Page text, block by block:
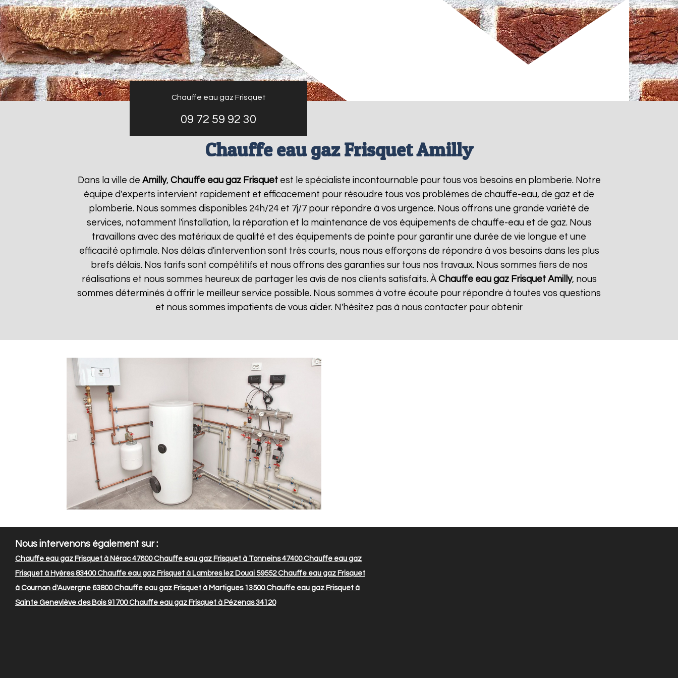
Chauffe eau gaz Frisquet
09 72 59 92 30
Chauffe eau gaz Frisquet Amilly
Dans la ville de Amilly, Chauffe eau gaz Frisquetest le spécialiste incontournable pour tous vos besoins en plomberie. Notre
équipe d'experts intervient rapidement et efficacement pour résoudre tous vos problèmes de chauffe-eau, de gaz et de
plomberie. Nous sommes disponibles 24h/24 et 7j/7 pour répondre à vos urgence. Nous offrons une grande variété de
services, notamment l'installation, la réparation et la maintenance de vos équipements de chauffe-eau et de gaz. Nous
travaillons avec des matériaux de qualité et des équipements de pointe pour garantir une durée de vie longue et une
efficacité optimale. Nos délais d'intervention sont très courts, nous nous efforçons de répondre à vos besoins dans les plus
brefs délais. Nos tarifs sont compétitifs et nous offrons des garanties sur tous nos travaux. Nous sommes fiers de nos
réalisations et nous sommes heureux de partager les avis de nos clients satisfaits. ÀChauffe eau gaz Frisquet Amilly, nous
sommes déterminés à offrir le meilleur service possible. Nous sommes à votre écoute pour répondre à toutes vos questions
et nous sommes impatients de vous aider. N'hésitez pas à nous contacter pour obtenir
Nous intervenons également sur :
Chauffe eau gaz Frisquet à Nérac 47600Chauffe eau gaz Frisquet à Tonneins 47400Chauffe eau gaz
Frisquet à Hyères 83400Chauffe eau gaz Frisquet à Lambres lez Douai 59552Chauffe eau gaz Frisquet
à Cournon d'Auvergne 63800Chauffe eau gaz Frisquet à Martigues 13500Chauffe eau gaz Frisquet à
Sainte Geneviève des Bois 91700Chauffe eau gaz Frisquet à Pézenas 34120